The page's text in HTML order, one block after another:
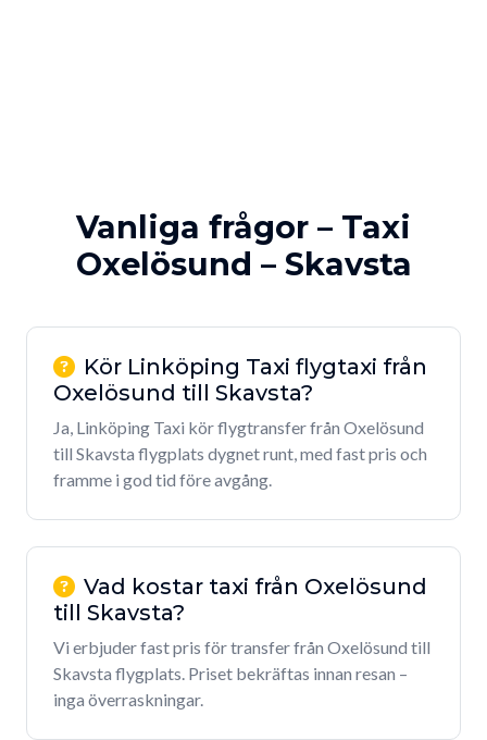
Vanliga frågor – Taxi
Oxelösund – Skavsta
Kör Linköping Taxi flygtaxi från
Oxelösund till Skavsta?
Ja, Linköping Taxi kör flygtransfer från Oxelösund
till Skavsta flygplats dygnet runt, med fast pris och
framme i god tid före avgång.
Vad kostar taxi från Oxelösund
till Skavsta?
Vi erbjuder fast pris för transfer från Oxelösund till
Skavsta flygplats. Priset bekräftas innan resan –
inga överraskningar.